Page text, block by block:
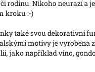
rodinu. Nikoho neurazí a
kroku :-)
také svou dekorativní
motivy je vyrobena
jako například víno,